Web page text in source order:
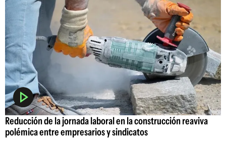
Reducción de la jornada laboral en la construcción reaviva
polémica entre empresarios y sindicatos